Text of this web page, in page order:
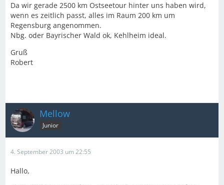
Da wir gerade 2500 km Ostseetour hinter uns haben wird,
wenn es zeitlich passt, alles im Raum 200 km um
Regensburg angenommen.
Nbg. oder Bayrischer Wald ok, Kehlheim ideal.
Gruß
Robert
Mellow
Junior
4. September 2003 um 22:55
Hallo,